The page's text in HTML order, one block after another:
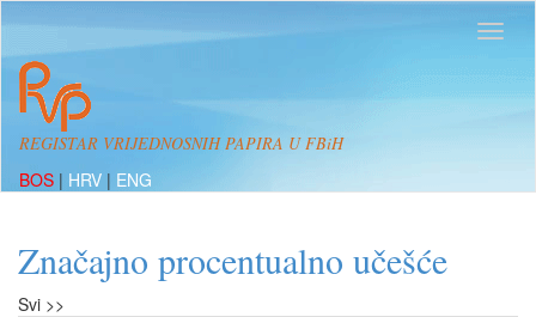
REGISTAR VRIJEDNOSNIH PAPIRA U FBiH
BOS | HRV | ENG
Značajno procentualno učešće
Svi >>